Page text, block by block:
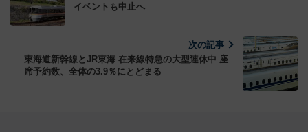
イベントも中止へ
次の記事
東海道新幹線とJR東海 在来線特急の大型連休中 座
席予約数、全体の3.9％にとどまる